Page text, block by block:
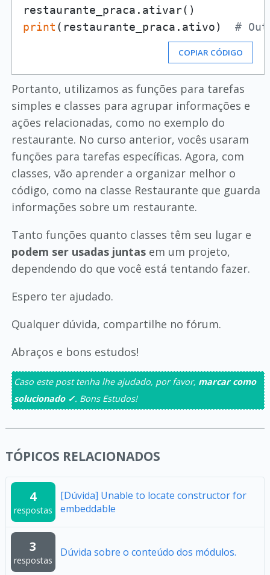
print (restaurante_praca.ativo) #
COPIAR CÓDIGO
Portanto, utilizamos as funções para tarefas
simples e classes para agrupar informações e
ações relacionadas, como no exemplo do
restaurante. No curso anterior, vocês usaram
funções para tarefas específicas. Agora, com
classes, vão aprender a organizar melhor o
código, como na classe Restaurante que guarda
informações sobre um restaurante.
Tanto funções quanto classes têm seu lugar e
podem ser usadas juntasem um projeto,
dependendo do que você está tentando fazer.
Espero ter ajudado.
Qualquer dúvida, compartilhe no fórum.
Abraços e bons estudos!
Caso este post tenha lhe ajudado, por favor, marcar como
solucionado ✓. Bons Estudos!
TÓPICOS RELACIONADOS
4
respostas
[Dúvida] Unable to locate constructor for
embeddable
3
respostas
Dúvida sobre o conteúdo dos módulos.